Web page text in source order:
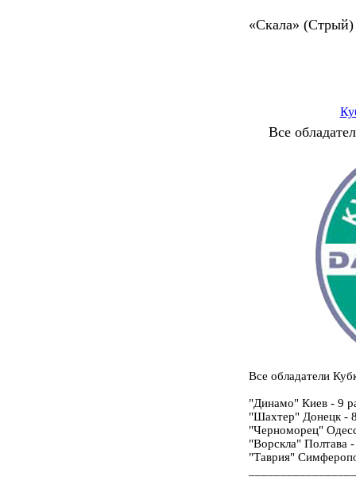
«Скала»
Все
Все обладатели
"Динамо" Киев - 9
"Шахтер" Донецк -
"Черноморец"
"Ворскла" Полтава -
"Таврия"